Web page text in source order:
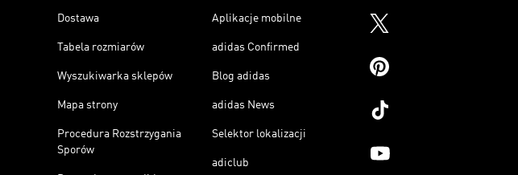
Dostawa
Tabela rozmiarów
Wyszukiwarka sklepów
Mapa strony
Procedura Rozstrzygania
Sporów
Aplikacje mobilne
adidas Confirmed
Blog adidas
adidas News
Selektor lokalizacji
adiclub